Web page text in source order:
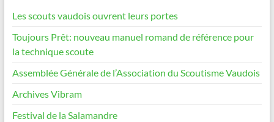
Les scouts vaudois ouvrent leurs portes
Toujours Prêt: nouveau manuel romand de référence pour
la technique scoute
Assemblée Générale de l’Association du Scoutisme Vaudois
Archives Vibram
Festival de la Salamandre